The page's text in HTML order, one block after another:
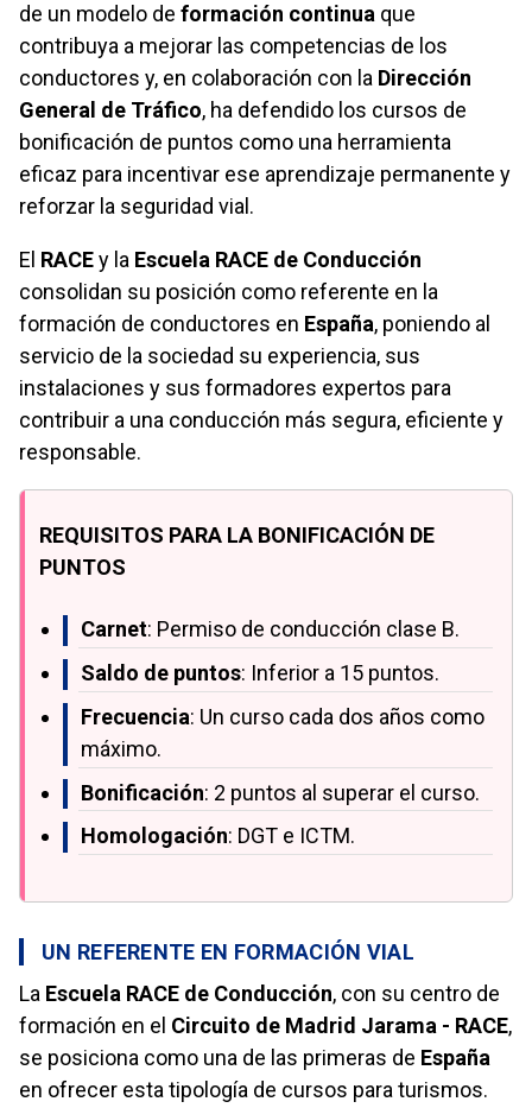
de un modelo de formación continua que
contribuya a mejorar las competencias de los
conductores y, en colaboración con la Dirección
General de Tráfico, ha defendido los cursos de
bonificación de puntos como una herramienta
eficaz para incentivar ese aprendizaje permanente y
reforzar la seguridad vial.
El RACEy la Escuela RACE de Conducción
consolidan su posición como referente en la
formación de conductores en España, poniendo al
servicio de la sociedad su experiencia, sus
instalaciones y sus formadores expertos para
contribuir a una conducción más segura, eficiente y
responsable.
REQUISITOS PARA LA BONIFICACIÓN DE
PUNTOS
Carnet: Permiso de conducción clase B.
Saldo de puntos: Inferior a 15 puntos.
Frecuencia: Un curso cada dos años como
máximo.
Bonificación: 2 puntos al superar el curso.
Homologación: DGT e ICTM.
UN REFERENTE EN FORMACIÓN VIAL
La Escuela RACE de Conducción, con su centro de
formación en el Circuito de Madrid Jarama - RACE,
se posiciona como una de las primeras de España
en ofrecer esta tipología de cursos para turismos.